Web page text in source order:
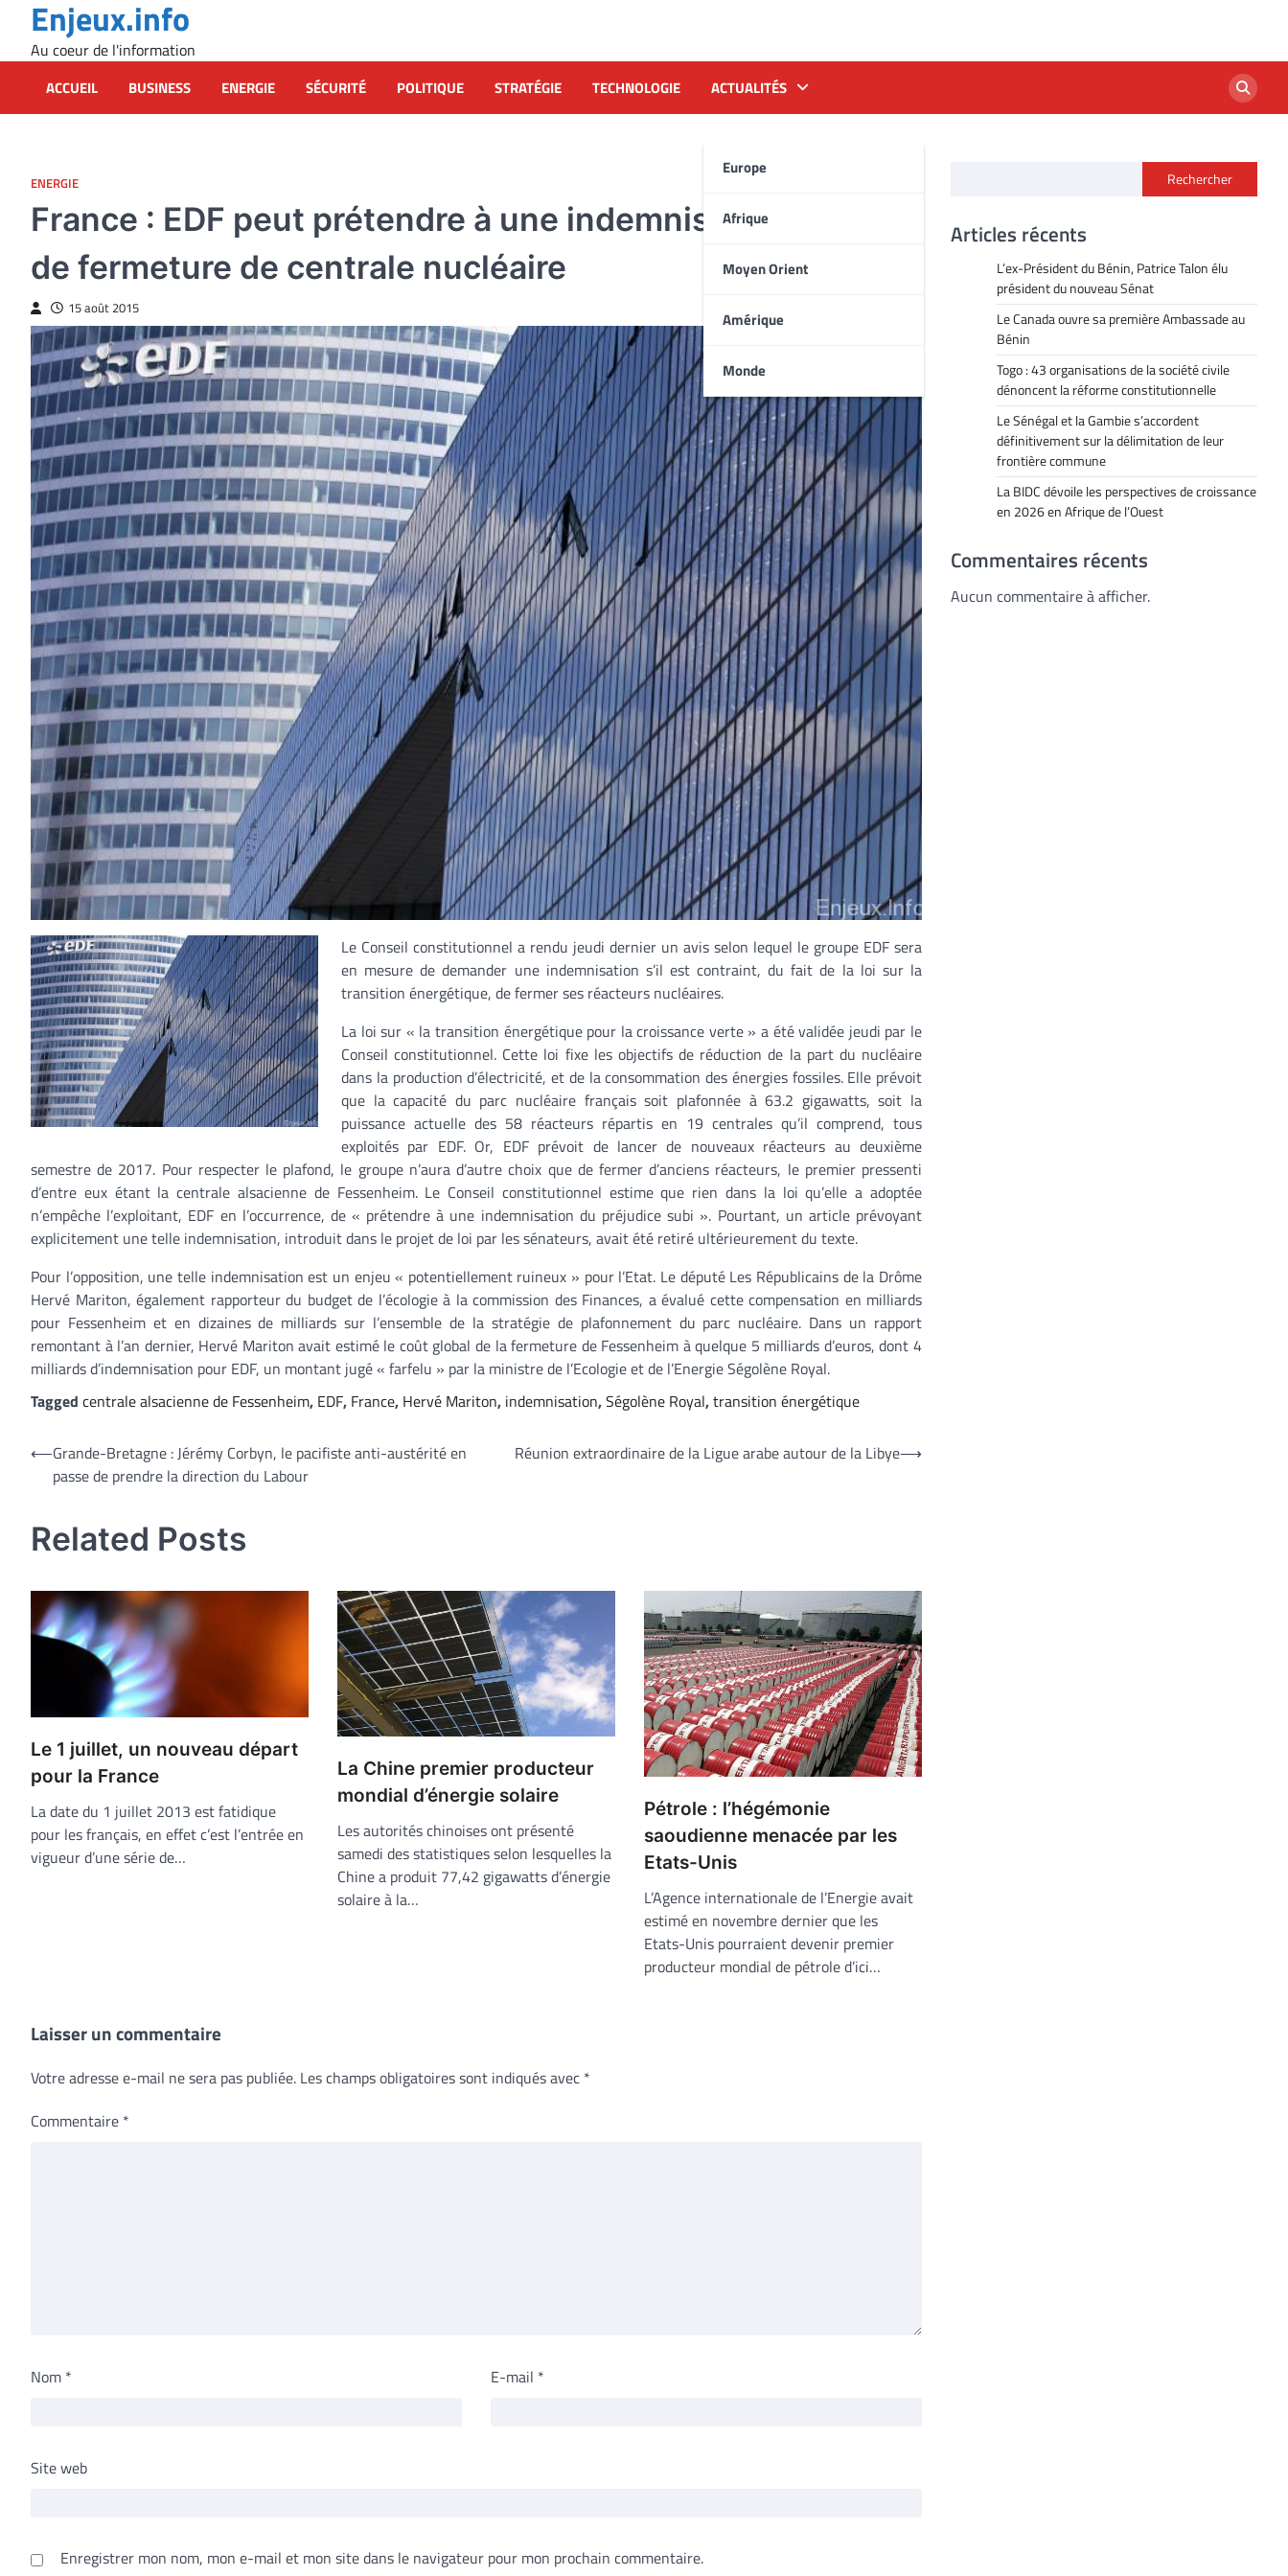
content
Enjeux.info
Au coeur de l'information
ACCUEIL BUSINESS ENERGIE SÉCURITÉ POLITIQUE STRATÉGIE TECHNOLOGIE ACTUALITÉS
Europe
Afrique
Moyen Orient
Amérique
Monde
ENERGIE
France : EDF peut prétendre à une indemnisation en cas
de fermeture de centrale nucléaire
15 août 2015
Le Conseil constitutionnel a rendu jeudi dernier un avis selon lequel le groupe EDF sera
en mesure de demander une indemnisation s’il est contraint, du fait de la loi sur la
transition énergétique, de fermer ses réacteurs nucléaires.
La loi sur « la transition énergétique pour la croissance verte » a été validée jeudi par le
Conseil constitutionnel. Cette loi fixe les objectifs de réduction de la part du nucléaire
dans la production d’électricité, et de la consommation des énergies fossiles. Elle prévoit
que la capacité du parc nucléaire français soit plafonnée à 63.2 gigawatts, soit la
puissance actuelle des 58 réacteurs répartis en 19 centrales qu’il comprend, tous
exploités par EDF. Or, EDF prévoit de lancer de nouveaux réacteurs au deuxième
semestre de 2017. Pour respecter le plafond, le groupe n’aura d’autre choix que de fermer d’anciens réacteurs, le premier pressenti
d’entre eux étant la centrale alsacienne de Fessenheim. Le Conseil constitutionnel estime que rien dans la loi qu’elle a adoptée
n’empêche l’exploitant, EDF en l’occurrence, de « prétendre à une indemnisation du préjudice subi ». Pourtant, un article prévoyant
explicitement une telle indemnisation, introduit dans le projet de loi par les sénateurs, avait été retiré ultérieurement du texte.
Pour l’opposition, une telle indemnisation est un enjeu « potentiellement ruineux » pour l’Etat. Le député Les Républicains de la Drôme
Hervé Mariton, également rapporteur du budget de l’écologie à la commission des Finances, a évalué cette compensation en milliards
pour Fessenheim et en dizaines de milliards sur l’ensemble de la stratégie de plafonnement du parc nucléaire. Dans un rapport
remontant à l’an dernier, Hervé Mariton avait estimé le coût global de la fermeture de Fessenheim à quelque 5 milliards d’euros, dont 4
milliards d’indemnisation pour EDF, un montant jugé « farfelu » par la ministre de l’Ecologie et de l’Energie Ségolène Royal.
Tagged centrale alsacienne de Fessenheim, EDF, France, Hervé Mariton, indemnisation,Ségolène Royal,transition énergétique
Navigation
⟵Grande-Bretagne : Jérémy Corbyn, le pacifiste anti-austérité en
passe de prendre la direction du Labour
Réunion extraordinaire de la Ligue arabe autour de la Libye⟶
Related Posts
Le 1 juillet, un nouveau départ
pour la France
La date du 1 juillet 2013 est fatidique
pour les français, en effet c’est l’entrée en
vigueur d’une série de…
La Chine premier producteur
mondial d’énergie solaire
Les autorités chinoises ont présenté
samedi des statistiques selon lesquelles la
Chine a produit 77,42 gigawatts d’énergie
solaire à la…
Pétrole : l’hégémonie
saoudienne menacée par les
Etats-Unis
L’Agence internationale de l’Energie avait
estimé en novembre dernier que les
Etats-Unis pourraient devenir premier
producteur mondial de pétrole d’ici…
Laisser un commentaire
Votre adresse e-mail ne sera pas publiée. Les champs obligatoires sont indiqués avec *
Commentaire *
Nom * E-mail *
Site web
Enregistrer mon nom, mon e-mail et mon site dans le navigateur pour mon prochain commentaire.
Rechercher
Articles récents
L’ex-Président du Bénin, Patrice Talon élu
président du nouveau Sénat
Le Canada ouvre sa première Ambassade au
Bénin
Togo : 43 organisations de la société civile
dénoncent la réforme constitutionnelle
Le Sénégal et la Gambie s’accordent
définitivement sur la délimitation de leur
frontière commune
La BIDC dévoile les perspectives de croissance
en 2026 en Afrique de l’Ouest
Commentaires récents
Aucun commentaire à afficher.